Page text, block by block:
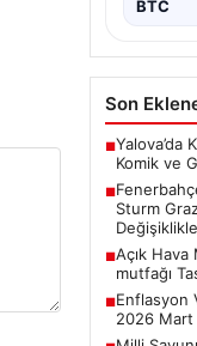
BTC
Son
■Yalova’da
Komik ve
■
Sturm
■Açık
mutfağı
■Enflasyon
2026 Mart